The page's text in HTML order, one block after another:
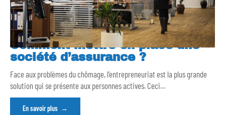
Comment mettre en place une
société d’assurance ?
Face aux problèmes du chômage, l’entrepreneuriat est la plus grande
solution qui se présente aux personnes actives. Ceci…
En savoir plus